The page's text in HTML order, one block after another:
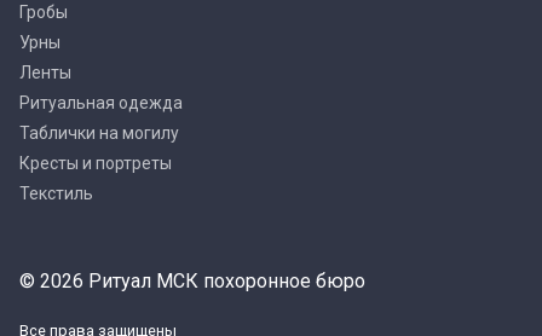
Гробы
Урны
Ленты
Ритуальная одежда
Таблички на могилу
Кресты и портреты
Текстиль
© 2026 Ритуал МСК похоронное бюро
Все права защищены